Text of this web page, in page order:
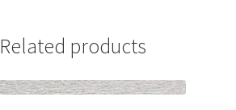
Related products